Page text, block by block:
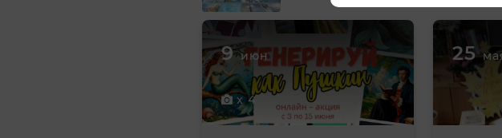
9 июн
x 4
25